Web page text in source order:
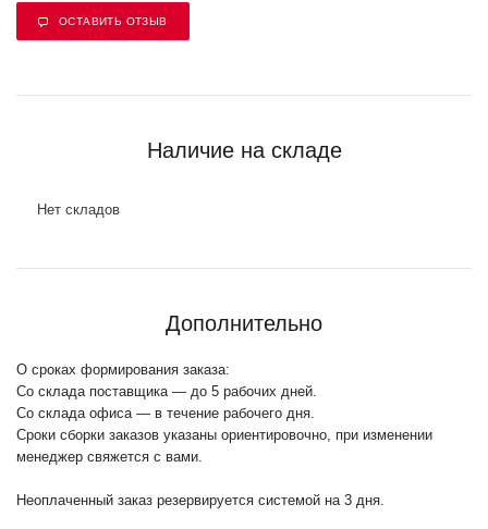
ОСТАВИТЬ ОТЗЫВ
Наличие на складе
Нет складов
Дополнительно
О сроках формирования заказа:
Со склада поставщика — до 5 рабочих дней.
Со склада офиса — в течение рабочего дня.
Сроки сборки заказов указаны ориентировочно, при изменении
менеджер свяжется с вами.
Неоплаченный заказ резервируется системой на 3 дня.